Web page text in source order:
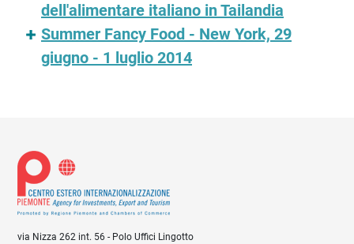
dell'alimentare italiano in Tailandia
Summer Fancy Food - New York, 29
giugno - 1 luglio 2014
via Nizza 262 int. 56 - Polo Uffici Lingotto